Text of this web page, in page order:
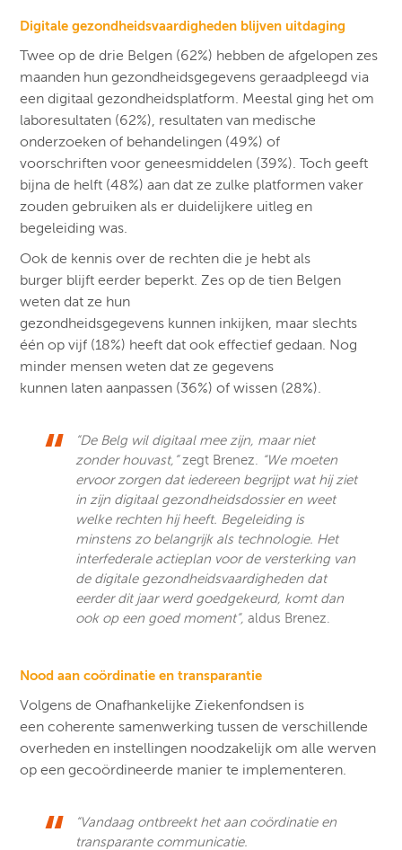
Digitale gezondheidsvaardigheden blijven uitdaging ​
Twee op de drie Belgen (62%) hebben de afgelopen zes
maanden hun gezondheidsgegevens geraadpleegd via
een digitaal gezondheidsplatform. Meestal ging het om
laboresultaten (62%), resultaten van medische
onderzoeken of behandelingen (49%) of
voorschriften voor geneesmiddelen (39%). Toch geeft
bijna de helft (48%) aan dat ze zulke platformen vaker
zouden gebruiken als er duidelijkere uitleg en
begeleiding was.
Ook de kennis over de rechten die je hebt als
burger blijft eerder beperkt. Zes op de tien Belgen
weten dat ze hun
gezondheidsgegevens kunnen inkijken, maar slechts
één op vijf (18%) heeft dat ook effectief gedaan. Nog
minder mensen weten dat ze gegevens
kunnen laten aanpassen (36%) of wissen (28%).
“De Belg wil digitaal mee zijn, maar niet
zonder houvast,”zegt Brenez.
“We moeten
ervoor zorgen dat iedereen begrijpt wat hij ziet
in zijn digitaal gezondheidsdossier en weet
welke rechten hij heeft. Begeleiding is
minstens zo belangrijk als technologie. Het
interfederale actieplan voor de versterking van
de digitale gezondheidsvaardigheden dat
eerder dit jaar werd goedgekeurd, komt dan
ook op een goed moment”,aldus Brenez.
Nood aan coördinatie en transparantie
Volgens de Onafhankelijke Ziekenfondsen is
een coherente samenwerking tussen de verschillende
overheden en instellingen noodzakelijk om alle werven
op een gecoördineerde manier te implementeren. ​
“Vandaag ontbreekt het aan coördinatie en
transparante communicatie. ​